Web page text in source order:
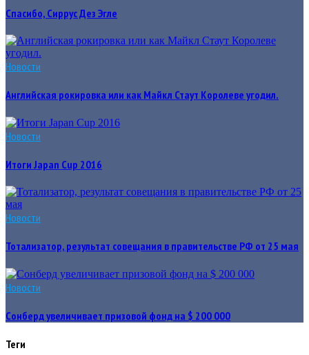
Спасибо, Сиррус Дез Эгле
Новости
Английская рокировка или как Майкл Стаут Королеве угодил.
Новости
Итоги Japan Cup 2016
Новости
Тотализатор, результат совещания в правительстве РФ от 25 мая
Новости
Сонберд увеличивает призовой фонд на $ 200 000
Теги